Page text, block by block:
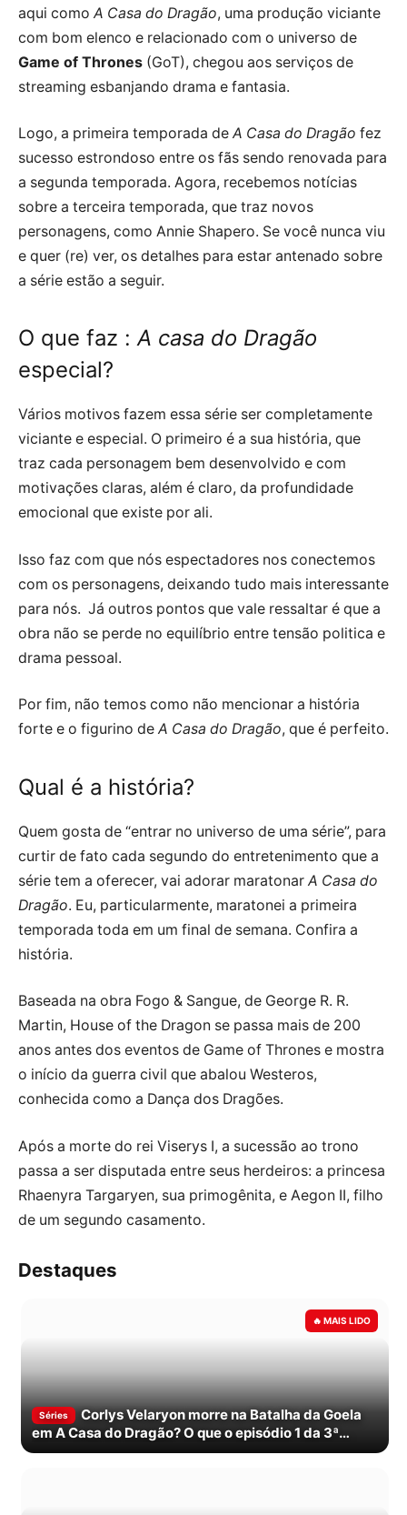
aqui como A Casa do Dragão, uma produção viciante
com bom elenco e relacionado com o universo de
Game of Thrones (GoT), chegou aos serviços de
streaming esbanjando drama e fantasia.
Logo, a primeira temporada de A Casa do Dragão fez
sucesso estrondoso entre os fãs sendo renovada para
a segunda temporada. Agora, recebemos notícias
sobre a terceira temporada, que traz novos
personagens, como Annie Shapero. Se você nunca viu
e quer (re) ver, os detalhes para estar antenado sobre
a série estão a seguir.
O que faz :A casa do Dragão
especial?
Vários motivos fazem essa série ser completamente
viciante e especial. O primeiro é a sua história, que
traz cada personagem bem desenvolvido e com
motivações claras, além é claro, da profundidade
emocional que existe por ali.
Isso faz com que nós espectadores nos conectemos
com os personagens, deixando tudo mais interessante
para nós. Já outros pontos que vale ressaltar é que a
obra não se perde no equilíbrio entre tensão politica e
drama pessoal.
Por fim, não temos como não mencionar a história
forte e o figurino de A Casa do Dragão, que é perfeito.
Qual é a história?
Quem gosta de “entrar no universo de uma série”, para
curtir de fato cada segundo do entretenimento que a
série tem a oferecer, vai adorar maratonar A Casa do
Dragão. Eu, particularmente, maratonei a primeira
temporada toda em um final de semana. Confira a
história.
Baseada na obra Fogo & Sangue, de George R. R.
Martin, House of the Dragon se passa mais de 200
anos antes dos eventos de Game of Thrones e mostra
o início da guerra civil que abalou Westeros,
conhecida como a Dança dos Dragões.
Após a morte do rei Viserys I, a sucessão ao trono
passa a ser disputada entre seus herdeiros: a princesa
Rhaenyra Targaryen, sua primogênita, e Aegon II, filho
de um segundo casamento.
Destaques
Séries
Corlys Velaryon morre na Batalha da Goela
em A Casa do Dragão? O que o episódio 1 da 3ª
temporada mostra